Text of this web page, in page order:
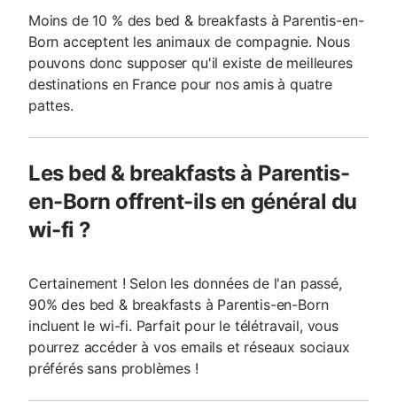
Moins de 10 % des bed & breakfasts à Parentis-en-
Born acceptent les animaux de compagnie. Nous
pouvons donc supposer qu'il existe de meilleures
destinations en France pour nos amis à quatre
pattes.
Les bed & breakfasts à Parentis-
en-Born offrent-ils en général du
wi-fi ?
Certainement ! Selon les données de l'an passé,
90% des bed & breakfasts à Parentis-en-Born
incluent le wi-fi. Parfait pour le télétravail, vous
pourrez accéder à vos emails et réseaux sociaux
préférés sans problèmes !